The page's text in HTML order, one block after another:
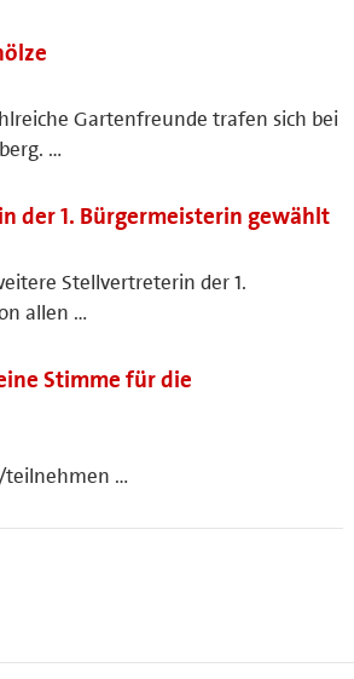
Gartenfreunde trafen sich bei
…
der 1. Bürgermeisterin gewählt
Stellvertreterin der 1.
allen …
Stimme für die
teilnehmen …